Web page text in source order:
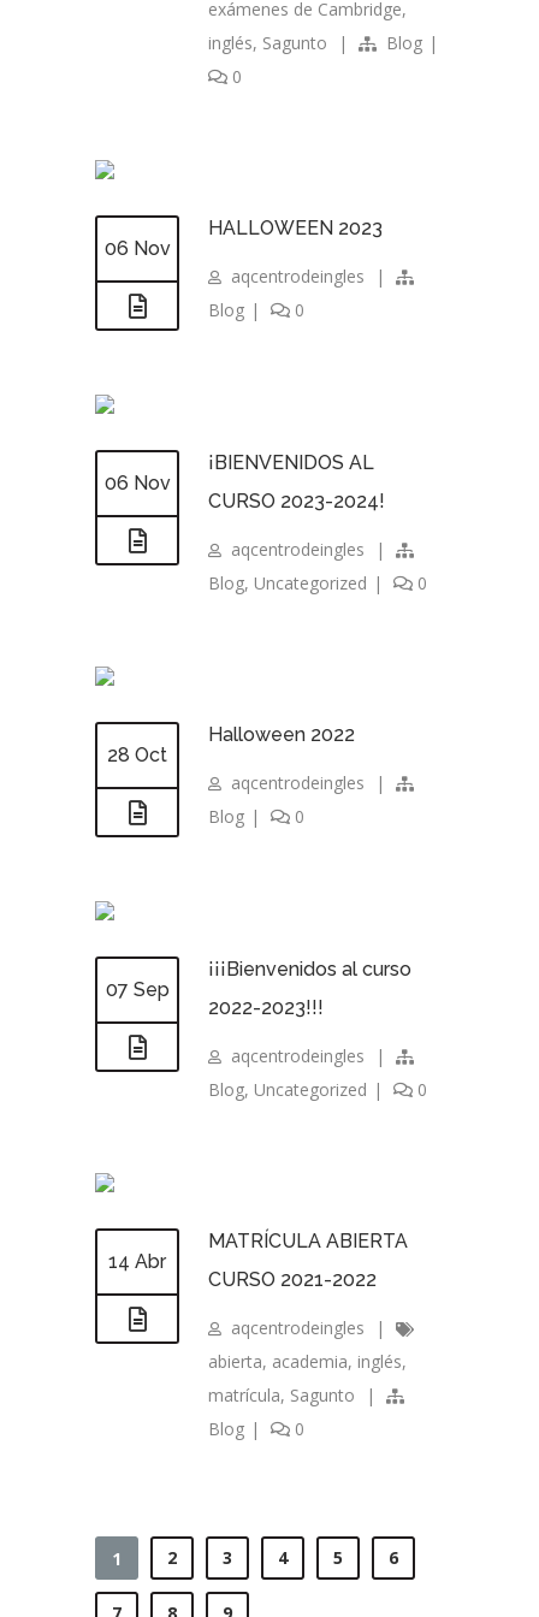
exámenes de Cambridge,
inglés, Sagunto | Blog |
0
06 Nov
HALLOWEEN 2023
aqcentrodeingles
|
Blog | 0
06 Nov
¡BIENVENIDOS AL
CURSO 2023-2024!
aqcentrodeingles
|
Blog, Uncategorized | 0
28 Oct
Halloween 2022
aqcentrodeingles
|
Blog | 0
07 Sep
¡¡¡Bienvenidos al curso
2022-2023!!!
aqcentrodeingles
|
Blog, Uncategorized | 0
14 Abr
MATRÍCULA ABIERTA
CURSO 2021-2022
aqcentrodeingles
|
abierta, academia, inglés,
matrícula, Sagunto
|
Blog | 0
1 2 3 4 5 6